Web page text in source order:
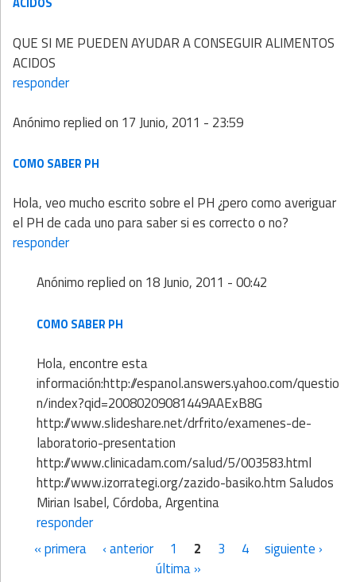
QUE SI ME PUEDEN AYUDAR A CONSEGUIR ALIMENTOS
ACIDOS
responder
Anónimoreplied on 17 Junio, 2011 - 23:59
COMO SABER PH
Hola, veo mucho escrito sobre el PH ¿pero como averiguar
el PH de cada uno para saber si es correcto o no?
responder
Anónimoreplied on 18 Junio, 2011 - 00:42
COMO SABER PH
Hola, encontre esta
información:http://espanol.answers.yahoo.com/questio
n/index?qid=20080209081449AAExB8G
http://www.slideshare.net/drfrito/examenes-de-
laboratorio-presentation
http://www.clinicadam.com/salud/5/003583.html
http://www.izorrategi.org/zazido-basiko.htm Saludos
Mirian Isabel, Córdoba, Argentina
responder
Páginas
« primera ‹ anterior 1 2 3 4
siguiente ›
última »